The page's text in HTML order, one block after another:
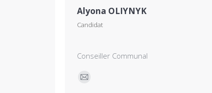
Alyona OLIYNYK
Candidat
Conseiller Communal
E-